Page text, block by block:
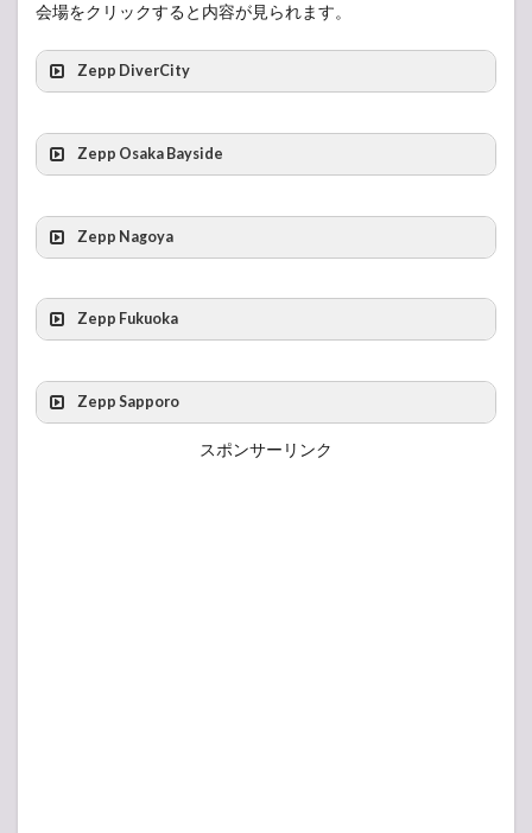
会場をクリックすると内容が見られます。
Zepp DiverCity
Zepp Osaka Bayside
最寄り駐車場
Zepp Nagoya
Zepp Fukuoka
Zepp Sapporo
スポンサーリンク